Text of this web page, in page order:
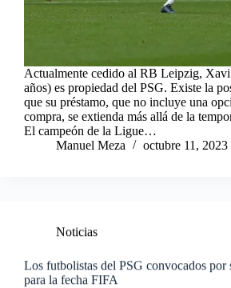
Actualmente cedido al RB Leipzig,
años) es propiedad del PSG. Existe la
que su préstamo, que no incluye una
compra, se extienda más allá de la
El campeón de la Ligue…
Manuel Meza
octubre 11, 2023
Noticias
Los futbolistas del PSG convocados por
para la fecha FIFA